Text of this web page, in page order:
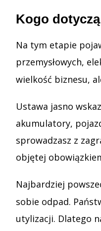
Kogo
Na tym etapie
przemysłowych,
wielkość biznesu,
Ustawa jasno
akumulatory,
sprowadzasz z
objętej
Najbardziej
sobie odpad.
utylizacji. Dlatego